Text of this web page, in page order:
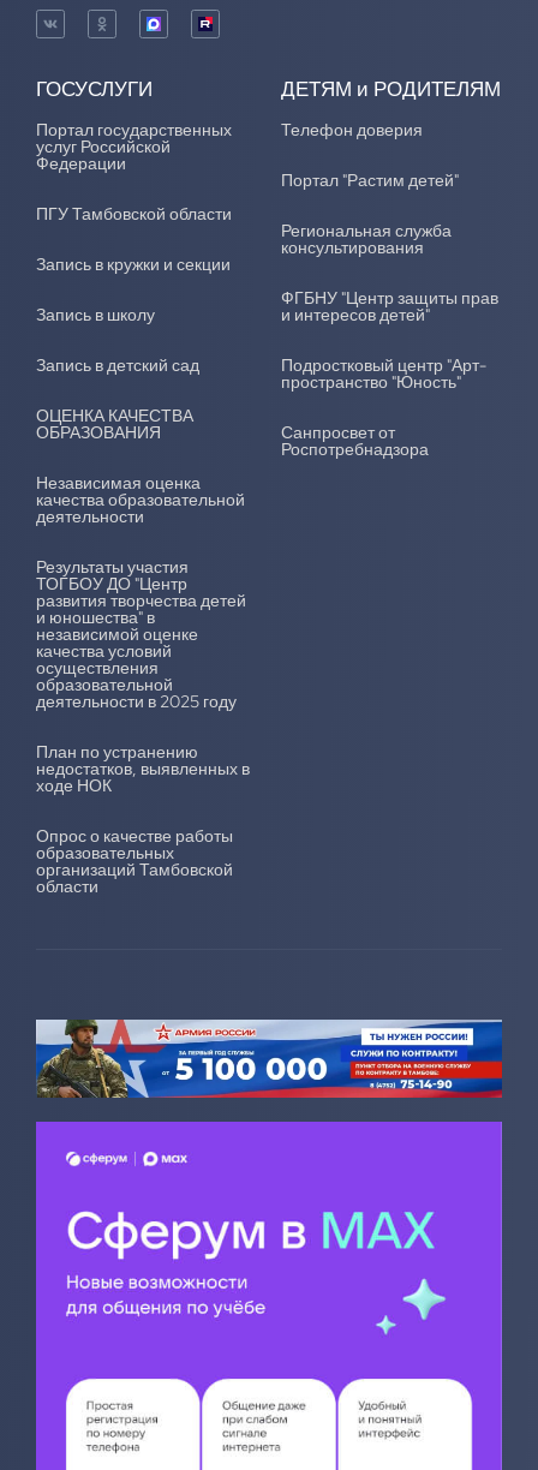
ГОСУСЛУГИ
Портал государственных
услуг Российской
Федерации
ПГУ Тамбовской области
Запись в кружки и секции
Запись в школу
Запись в детский сад
ОЦЕНКА КАЧЕСТВА
ОБРАЗОВАНИЯ
Независимая оценка
качества образовательной
деятельности
Результаты участия
ТОГБОУ ДО "Центр
развития творчества детей
и юношества" в
независимой оценке
качества условий
осуществления
образовательной
деятельности в 2025 году
План по устранению
недостатков, выявленных в
ходе НОК
Опрос о качестве работы
образовательных
организаций Тамбовской
области
ДЕТЯМ и РОДИТЕЛЯМ
Телефон доверия
Портал "Растим детей"
Региональная служба
консультирования
ФГБНУ "Центр защиты прав
и интересов детей"
Подростковый центр "Арт-
пространство "Юность"
Санпросвет от
Роспотребнадзора